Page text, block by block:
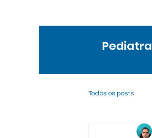
Pediatra
Todos os posts